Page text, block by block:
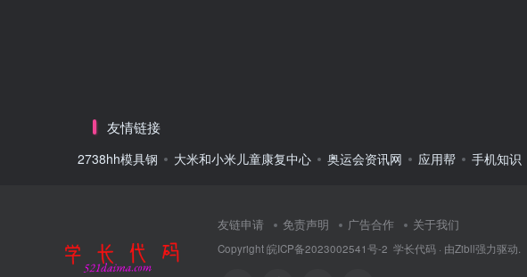
友情链接
2738hh模具钢 大米和小米儿童康复中心 奥运会资讯网 应用帮 手机知识
友链申请 免责声明 广告合作 关于我们
Copyright皖ICP备2023002541号-2 学长代码 · 由Zibll强力驱动.